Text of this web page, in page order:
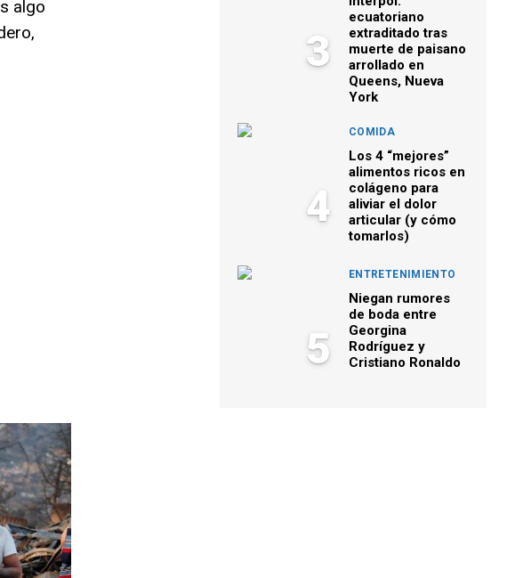
algo
3
ecuatoriano
extraditado tras
muerte de paisano
arrollado en
Queens, Nueva
York
4
COMIDA
Los 4 “mejores”
alimentos ricos en
colágeno para
aliviar el dolor
articular (y cómo
tomarlos)
5
ENTRETENIMIENTO
Niegan rumores
de boda entre
Georgina
Rodríguez y
Cristiano Ronaldo